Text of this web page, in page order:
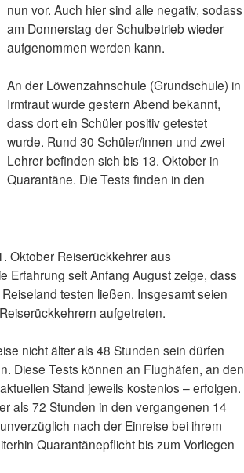
nun vor. Auch hier sind alle negativ, sodass
am Donnerstag der Schulbetrieb wieder
aufgenommen werden kann.
An der Löwenzahnschule (Grundschule) in
Irmtraut wurde gestern Abend bekannt,
dass dort ein Schüler positiv getestet
wurde. Rund 30 Schüler/innen und zwei
Lehrer befinden sich bis 13. Oktober in
Quarantäne. Die Tests finden in den
Oktober Reiserückkehrer aus
Erfahrung seit Anfang August zeige, dass
testen ließen. Insgesamt seien
aufgetreten.
nicht älter als 48 Stunden sein dürfen
Diese Tests können an Flughäfen, an den
Stand jeweils kostenlos – erfolgen.
als 72 Stunden in den vergangenen 14
nach der Einreise bei ihrem
Quarantänepflicht bis zum Vorliegen